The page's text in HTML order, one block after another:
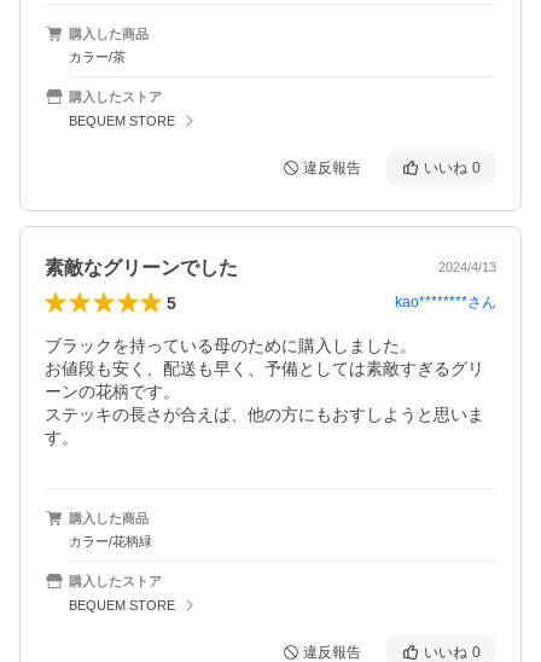
購入した商品
カラー/茶
購入したストア
BEQUEM STORE
違反報告 いいね 0
素敵なグリーンでした 2024/4/13
5 kao********さん
ブラックを持っている母のために購入しました。
お値段も安く、配送も早く、予備としては素敵すぎるグリ
ーンの花柄です。
ステッキの長さが合えば、他の方にもおすしようと思いま
す。
購入した商品
カラー/花柄緑
購入したストア
BEQUEM STORE
違反報告 いいね 0